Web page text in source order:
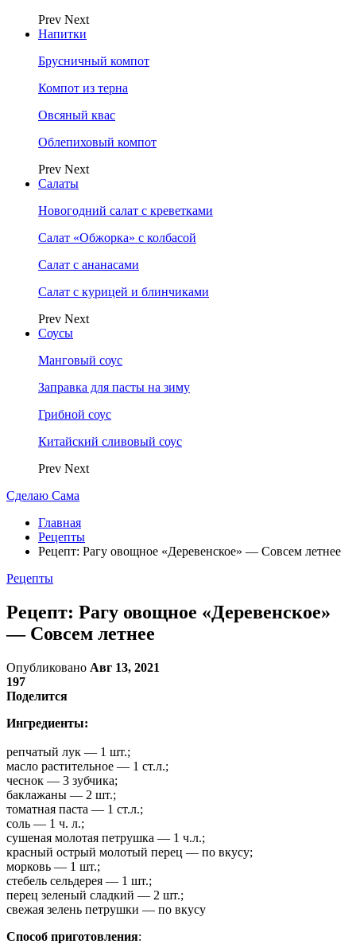
Prev Next
Напитки
Брусничный компот
Компот из терна
Овсяный квас
Облепиховый компот
Prev Next
Салаты
Новогодний салат с креветками
Салат «Обжорка» с колбасой
Салат с ананасами
Салат с курицей и блинчиками
Prev Next
Соусы
Манговый соус
Заправка для пасты на зиму
Грибной соус
Китайский сливовый соус
Prev Next
Сделаю Сама
Главная
Рецепты
Рецепт: Рагу овощное «Деревенское» — Совсем летнее
Рецепты
Рецепт: Рагу овощное «Деревенское»
— Совсем летнее
Опубликовано Авг 13, 2021
197
Поделится
Ингредиенты:
репчатый лук — 1 шт.;
масло растительное — 1 ст.л.;
чеснок — 3 зубчика;
баклажаны — 2 шт.;
томатная паста — 1 ст.л.;
соль — 1 ч. л.;
сушеная молотая петрушка — 1 ч.л.;
красный острый молотый перец — по вкусу;
морковь — 1 шт.;
стебель сельдерея — 1 шт.;
перец зеленый сладкий — 2 шт.;
свежая зелень петрушки — по вкусу
Способ приготовления: